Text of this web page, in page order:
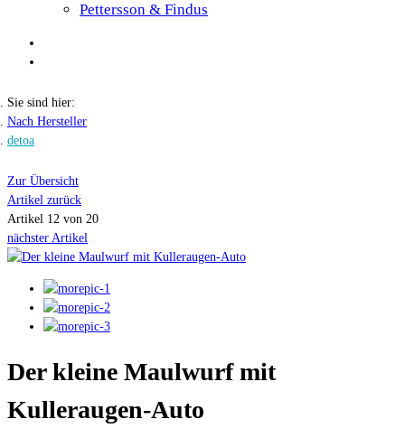
Pettersson & Findus
Sie sind hier:
Nach Hersteller
detoa
Zur Übersicht
Artikel zurück
Artikel 12 von 20
nächster Artikel
Der kleine Maulwurf mit
Kulleraugen-Auto